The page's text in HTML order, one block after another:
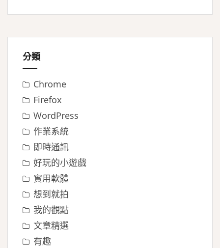
分類
Chrome
Firefox
WordPress
作業系統
即時通訊
好玩的小遊戲
實用軟體
想到就拍
我的觀點
文章精選
有趣